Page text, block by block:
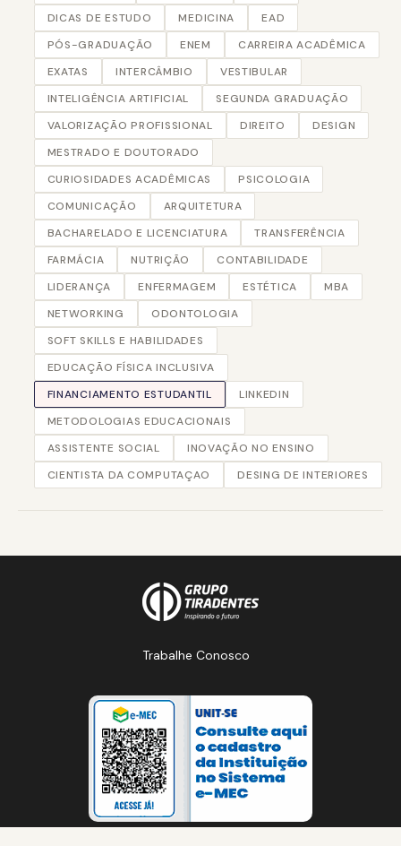
DICAS DE ESTUDO
MEDICINA
EAD
PÓS-GRADUAÇÃO
ENEM
CARREIRA ACADÊMICA
EXATAS
INTERCÂMBIO
VESTIBULAR
INTELIGÊNCIA ARTIFICIAL
SEGUNDA GRADUAÇÃO
VALORIZAÇÃO PROFISSIONAL
DIREITO
DESIGN
MESTRADO E DOUTORADO
CURIOSIDADES ACADÊMICAS
PSICOLOGIA
COMUNICAÇÃO
ARQUITETURA
BACHARELADO E LICENCIATURA
TRANSFERÊNCIA
FARMÁCIA
NUTRIÇÃO
CONTABILIDADE
LIDERANÇA
ENFERMAGEM ESTÉTICA
MBA
NETWORKING
ODONTOLOGIA
SOFT SKILLS E HABILIDADES
EDUCAÇÃO FÍSICA INCLUSIVA
FINANCIAMENTO ESTUDANTIL
LINKEDIN
METODOLOGIAS EDUCACIONAIS
ASSISTENTE SOCIAL
INOVAÇÃO NO ENSINO
CIENTISTA DA COMPUTAÇAO
DESING DE INTERIORES
Trabalhe Conosco